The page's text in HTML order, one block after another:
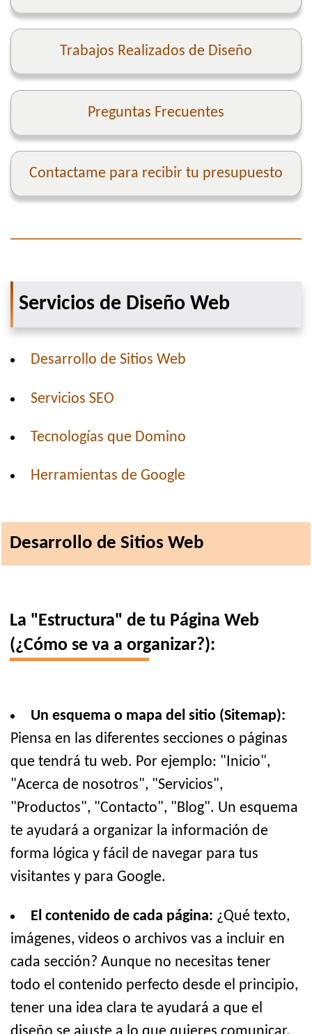
Trabajos Realizados de Diseño
Preguntas Frecuentes
Contactame para recibir tu presupuesto
Servicios de Diseño Web
Desarrollo de Sitios Web
Servicios SEO
Tecnologías que Domino
Herramientas de Google
Desarrollo de Sitios Web
La "Estructura" de tu Página Web
(¿Cómo se va a organizar?):
Un esquema o mapa del sitio (Sitemap):
Piensa en las diferentes secciones o páginas
que tendrá tu web. Por ejemplo: "Inicio",
"Acerca de nosotros", "Servicios",
"Productos", "Contacto", "Blog". Un esquema
te ayudará a organizar la información de
forma lógica y fácil de navegar para tus
visitantes y para Google.
El contenido de cada página: ¿Qué texto,
imágenes, videos o archivos vas a incluir en
cada sección? Aunque no necesitas tener
todo el contenido perfecto desde el principio,
tener una idea clara te ayudará a que el